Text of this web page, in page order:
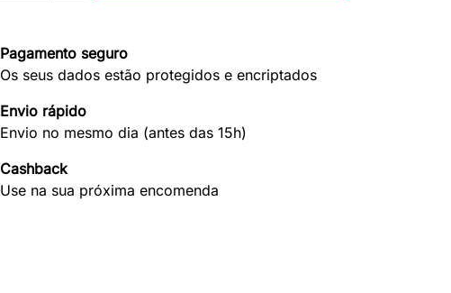
Pagamento seguro
Os seus dados estão protegidos e encriptados
Envio rápido
Envio no mesmo dia (antes das 15h)
Cashback
Use na sua próxima encomenda